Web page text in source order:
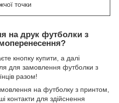
точки
на друк футболки з
кнопку купити, а далі
для замовлення футболки з
разом!
на футболку з принтом,
контакти для здійснення